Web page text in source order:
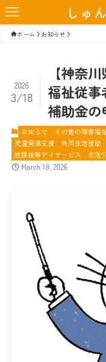
しゅ
ホーム お知らせ
【神奈
福祉従事
補助金の
2026
3/18
お知らせ その他の障害福
児童発達支援
共同生活援助
放課後等デイサービス
生活
March 18, 2026